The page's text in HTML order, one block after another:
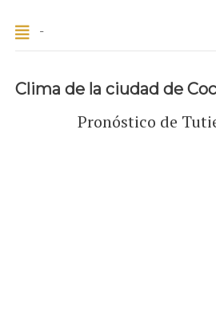
-
Clima de la ciudad de
Pronóstico de